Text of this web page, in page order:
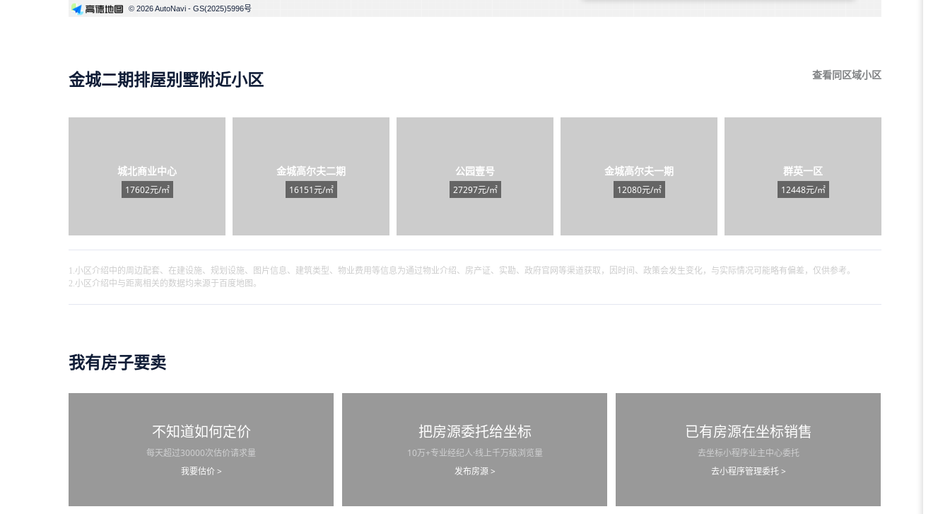
© 2026 AutoNavi - GS(2025)5996号
金城二期排屋别墅附近小区 查看同区域小区
城北商业中心
17602元/㎡
金城高尔夫二期
16151元/㎡
公园壹号
27297元/㎡
金城高尔夫一期
12080元/㎡
群英一区
12448元/㎡
1.小区介绍中的周边配套、在建设施、规划设施、图片信息、建筑类型、物业费用等信息为通过物业介绍、房产证、实勘、政府官网等渠道获取，因时间、政策会发生变化，与实际情况可能略有偏差，仅供参考。
2.小区介绍中与距离相关的数据均来源于百度地图。
我有房子要卖
不知道如何定价
每天超过30000次估价请求量
我要估价 >
把房源委托给坐标
10万+专业经纪人·线上千万级浏览量
发布房源 >
已有房源在坐标销售
去坐标小程序业主中心委托
去小程序管理委托 >